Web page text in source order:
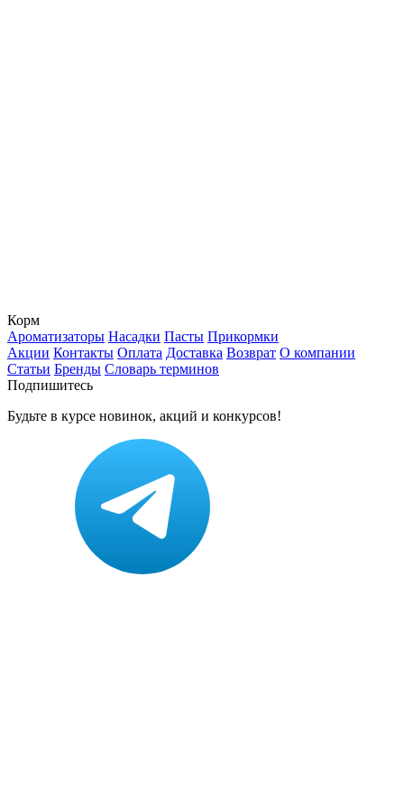
Корм
Ароматизаторы Насадки Пасты Прикормки
Акции Контакты Оплата Доставка Возврат О компании
Статьи Бренды Словарь терминов
Подпишитесь
Будьте в курсе новинок, акций и конкурсов!